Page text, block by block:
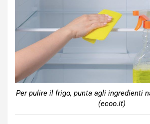
Per pulire il frigo, punta agli ingredienti
(ecoo.it)